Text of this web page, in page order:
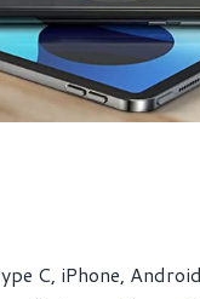
C, iPhone, Android